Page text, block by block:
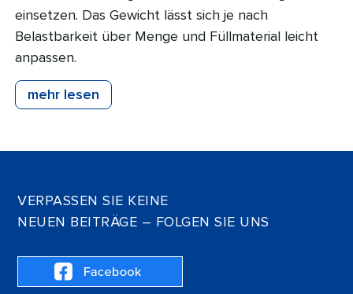
einsetzen. Das Gewicht lässt sich je nach
Belastbarkeit über Menge und Füllmaterial leicht
anpassen.
mehr lesen
VERPASSEN SIE KEINE
NEUEN BEITRÄGE – FOLGEN SIE UNS